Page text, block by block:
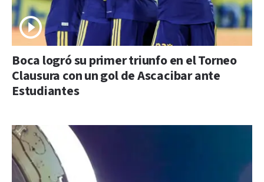
Boca logró su primer triunfo en el Torneo
Clausura con un gol de Ascacibar ante
Estudiantes